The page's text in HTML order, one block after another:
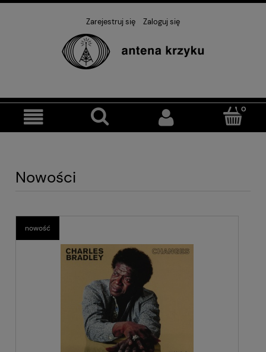
Zarejestruj się Zaloguj się
Nowości
nowość